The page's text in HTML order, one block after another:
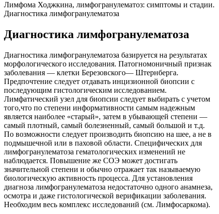
Лимфома Ходжкина, лимфогранулематоз: симптомы и стадии.
Диагностика лимфогранулематоза
Диагностика лимфогранулематоза
Диагностика лимфогранулематоза базируется на результатах
морфологического исследования. Патогномоничный признак
заболевания — клетки Березовского— Штернберга.
Предпочтение следует отдавать инцизионной биопсии с
последующим гистологическим исследованием.
Лимфатический узел для биопсии следует выбирать с учетом
того,что по степени информативности самым надежным
является наиболее «старый», затем в убывающей степени —
самый плотный, самый болезненный, самый большой и т.д.
По возможности следует производить биопсию на шее, а не в
подмышечной или в паховой области. Специфических для
лимфогранулематоза гематологических изменений не
наблюдается. Повышение же СОЭ может достигать
значительной степени и обычно отражает так называемую
биологическую активность процесса. Для установления
диагноза лимфогранулематоза недостаточно одного анамнеза,
осмотра и даже гистологической верификации заболевания.
Необходим весь комплекс исследований (см. Лимфосаркома).